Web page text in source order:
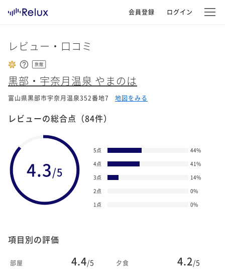
会員登録 ログイン
レビュー・口コミ
旅館
黒部・宇奈月温泉 やまのは
富山県黒部市宇奈月温泉352番地7 地図をみる
レビューの総合点 （84件）
4.3/5
5点 44%
4点
41%
3点
14%
2点
0%
1点
0%
項目別の評価
部屋 4.4/5 夕食 4.2/5